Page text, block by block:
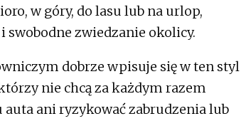
w góry, do lasu lub na urlop,
zwiedzanie okolicy.
dobrze wpisuje się w ten styl
nie chcą za każdym razem
auta ani ryzykować zabrudzenia lub